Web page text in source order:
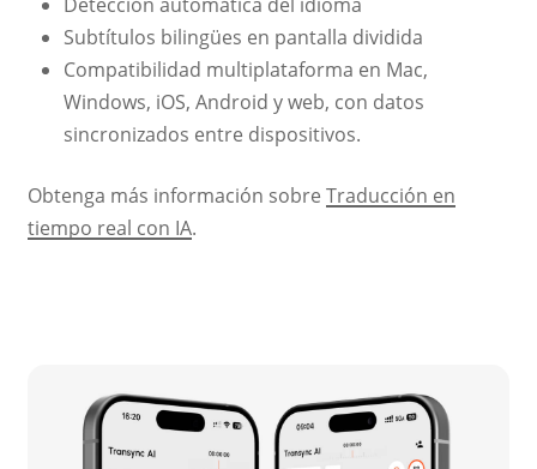
Subtítulos bilingües en pantalla dividida
Compatibilidad multiplataforma en Mac,
Windows, iOS, Android y web, con datos
sincronizados entre dispositivos.
Obtenga más información sobre Traducción en
tiempo real con IA.